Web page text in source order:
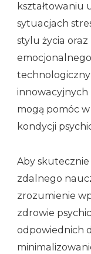
kształtowaniu
sytuacjach
stylu życia
technologiczny
mogą pomóc
kondycji
Aby skutecznie
zdalnego
zrozumienie
zdrowie
odpowiednich